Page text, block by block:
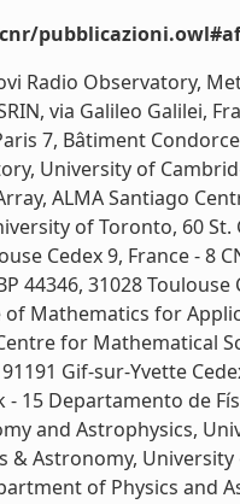
Radio Observatory,
via Galileo Galilei,
7, Bâtiment
University of
ALMA Santiago
of Toronto, 60
Cedex 9, France - 8
44346, 31028
of Mathematics for
for Mathematical
91191 Gif-sur-Yvette
15 Departamento de
and Astrophysics,
& Astronomy,
of Physics and